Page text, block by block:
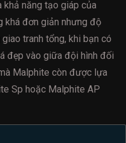
năng tạo giáp của
khá đơn giản nhưng độ
tranh tổng, khi bạn có
đẹp vào giữa đội hình đối
Malphite còn được lựa
Sp hoặc Malphite AP